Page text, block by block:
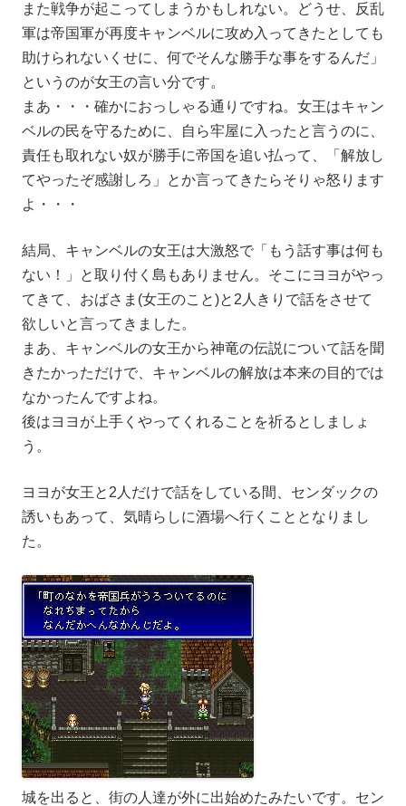
また戦争が起こってしまうかもしれない。どうせ、反乱
軍は帝国軍が再度キャンベルに攻め入ってきたとしても
助けられないくせに、何でそんな勝手な事をするんだ」
というのが女王の言い分です。
まあ・・・確かにおっしゃる通りですね。女王はキャン
ベルの民を守るために、自ら牢屋に入ったと言うのに、
責任も取れない奴が勝手に帝国を追い払って、「解放し
てやったぞ感謝しろ」とか言ってきたらそりゃ怒ります
よ・・・
結局、キャンベルの女王は大激怒で「もう話す事は何も
ない！」と取り付く島もありません。そこにヨヨがやっ
てきて、おばさま(女王のこと)と2人きりで話をさせて
欲しいと言ってきました。
まあ、キャンベルの女王から神竜の伝説について話を聞
きたかっただけで、キャンベルの解放は本来の目的では
なかったんですよね。
後はヨヨが上手くやってくれることを祈るとしましょ
う。
ヨヨが女王と2人だけで話をしている間、センダックの
誘いもあって、気晴らしに酒場へ行くこととなりまし
た。
城を出ると、街の人達が外に出始めたみたいです。セン